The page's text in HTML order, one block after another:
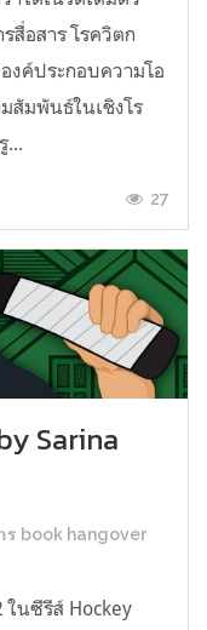
สื่อสาร โรควิตก
งค์ประกอบความโอ
สัมพันธ์ในเชิงโร
...
27
Sarina
ร book hangover
ในซีรีส์ Hockey